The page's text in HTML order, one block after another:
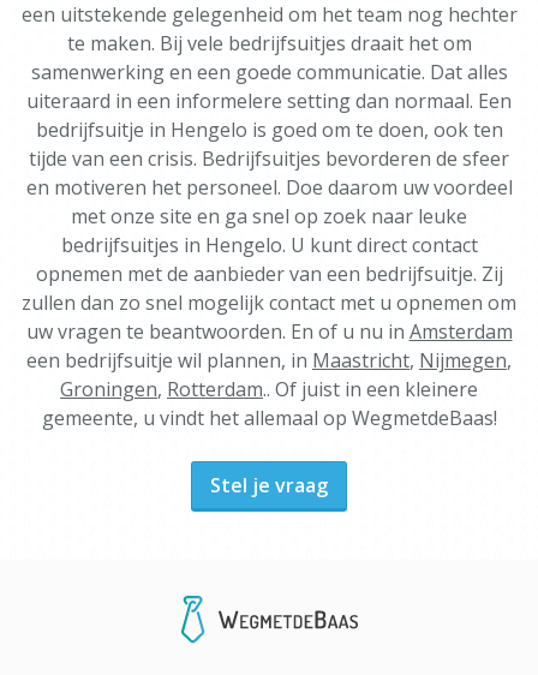
een uitstekende gelegenheid om het team nog hechter
te maken. Bij vele bedrijfsuitjes draait het om
samenwerking en een goede communicatie. Dat alles
uiteraard in een informelere setting dan normaal. Een
bedrijfsuitje in Hengelo is goed om te doen, ook ten
tijde van een crisis. Bedrijfsuitjes bevorderen de sfeer
en motiveren het personeel. Doe daarom uw voordeel
met onze site en ga snel op zoek naar leuke
bedrijfsuitjes in Hengelo. U kunt direct contact
opnemen met de aanbieder van een bedrijfsuitje. Zij
zullen dan zo snel mogelijk contact met u opnemen om
uw vragen te beantwoorden. En of u nu in Amsterdam
een bedrijfsuitje wil plannen, in Maastricht, Nijmegen,
Groningen, Rotterdam.. Of juist in een kleinere
gemeente, u vindt het allemaal op WegmetdeBaas!
Stel je vraag